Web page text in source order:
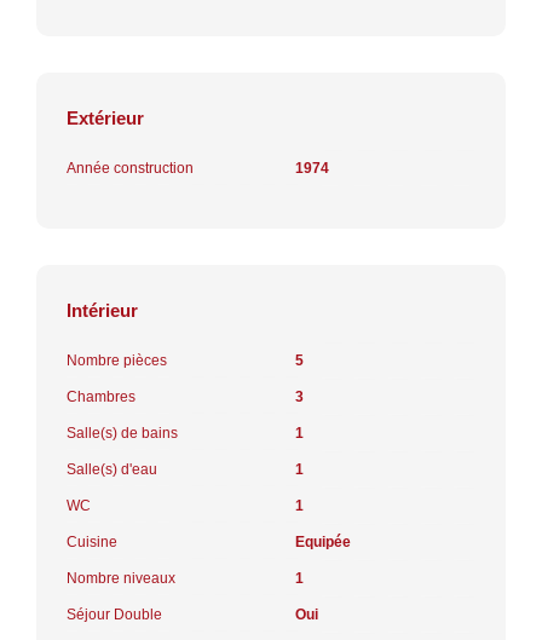
Extérieur
Année construction 1974
Intérieur
Nombre pièces 5
Chambres 3
Salle(s) de bains 1
Salle(s) d'eau 1
WC 1
Cuisine Equipée
Nombre niveaux 1
Séjour Double Oui